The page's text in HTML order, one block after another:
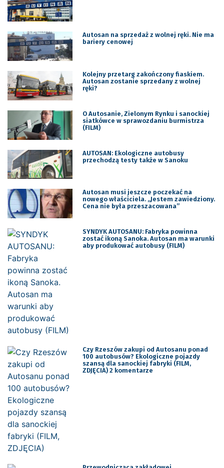
Autosan na sprzedaż z wolnej ręki. Nie ma
bariery cenowej
Kolejny przetarg zakończony fiaskiem.
Autosan zostanie sprzedany z wolnej
ręki?
O Autosanie, Zielonym Rynku i sanockiej
siatkówce w sprawozdaniu burmistrza
(FILM)
AUTOSAN: Ekologiczne autobusy
przechodzą testy także w Sanoku
Autosan musi jeszcze poczekać na
nowego właściciela. „Jestem zawiedziony.
Cena nie była przeszacowana”
SYNDYK AUTOSANU: Fabryka powinna
zostać ikoną Sanoka. Autosan ma warunki
aby produkować autobusy (FILM)
Czy Rzeszów zakupi od Autosanu ponad
100 autobusów? Ekologiczne pojazdy
szansą dla sanockiej fabryki (FILM,
ZDJĘCIA) 2 komentarze